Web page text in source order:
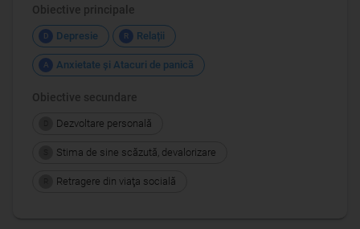
Obiective principale
D Depresie R Relații
A Anxietate şi Atacuri de panică
Obiective secundare
Dezvoltare personală
Stima de sine scăzută, devalorizare
Retragere din viaţa socială